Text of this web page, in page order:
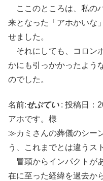
ここのところは、私の
来となった「アホかいな
せました。
それにしても、コロン
かにも引っかかったよう
のでした。
名前:せぷてい: 投稿日：
アホです。様
≫カミさんの葬儀のシー
う、これまでとは違うス
冒頭からインパクトが
在に至った経緯を過去か